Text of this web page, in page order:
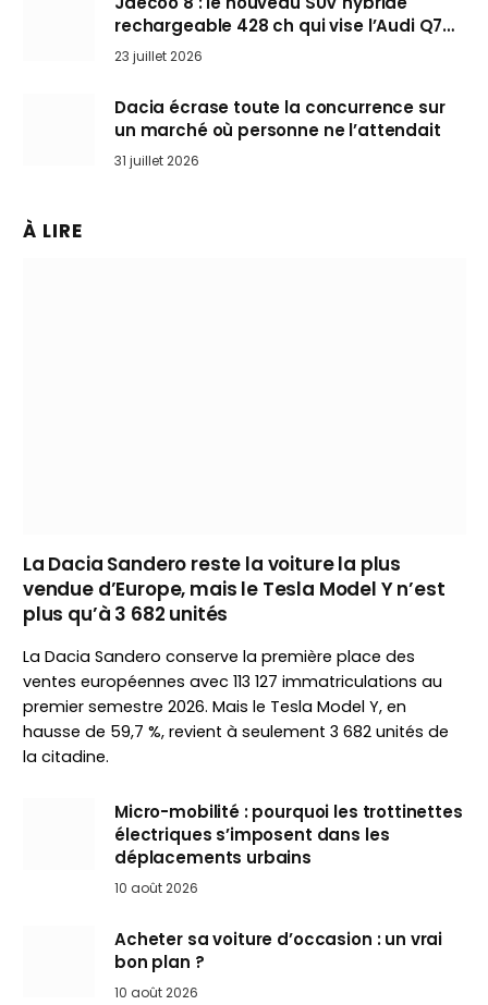
rechargeable 428 ch qui vise l’Audi Q7
arrive en Europe cet automne
23 juillet 2026
Dacia écrase toute la concurrence sur
un marché où personne ne l’attendait
31 juillet 2026
À LIRE
La Dacia Sandero reste la voiture la plus
vendue d’Europe, mais le Tesla Model Y n’est
plus qu’à 3 682 unités
La Dacia Sandero conserve la première place des
ventes européennes avec 113 127 immatriculations au
premier semestre 2026. Mais le Tesla Model Y, en
hausse de 59,7 %, revient à seulement 3 682 unités de
la citadine.
Micro-mobilité : pourquoi les trottinettes
électriques s’imposent dans les
déplacements urbains
10 août 2026
Acheter sa voiture d’occasion : un vrai
bon plan ?
10 août 2026